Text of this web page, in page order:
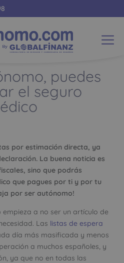
puedes
el seguro
por estimación directa, ya
La buena noticia es
sino que podrás
que pagues por ti y por tu
por ser autónomo!
a no ser un artículo de
Las listas de espera
día más masificada y menos
a muchos españoles, y
ya que no en todas las